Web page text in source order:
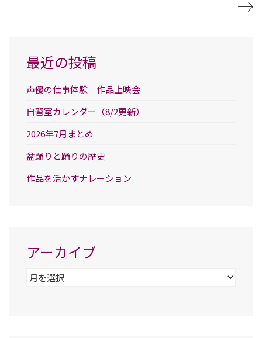
最近の投稿
声優の仕事体験 作品上映会
自習室カレンダー（8/2更新）
2026年7月まとめ
盆踊りと踊りの歴史
作品を活かすナレーション
アーカイブ
ア